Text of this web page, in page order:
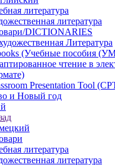
литература
литература
DICTIONARIES
Литература
(Учебные пособия
чтение в
Presentation Tool
и Новый год
литература
литература